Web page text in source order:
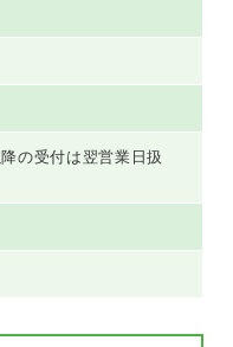
の受付は翌営業日扱